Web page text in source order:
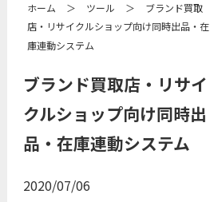
ホーム ＞ ツール ＞
ブランド買取
店・リサイクルショップ向け同時出品・在
庫連動システム
ブランド買取店・リサイ
クルショップ向け同時出
品・在庫連動システム
2020/07/06